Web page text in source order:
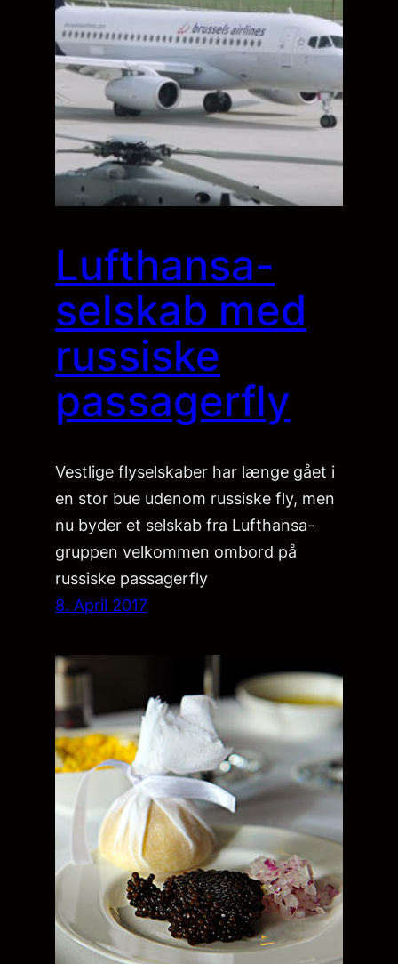
Lufthansa-
selskab med
russiske
passagerfly
Vestlige flyselskaber har længe gået i
en stor bue udenom russiske fly, men
nu byder et selskab fra Lufthansa-
gruppen velkommen ombord på
russiske passagerfly
8. April 2017